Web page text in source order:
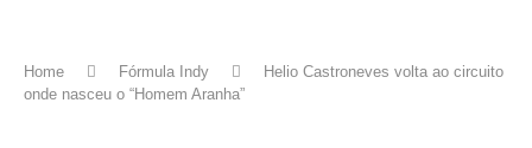
Home Fórmula Indy
Helio Castroneves volta ao circuito
onde nasceu o “Homem Aranha”